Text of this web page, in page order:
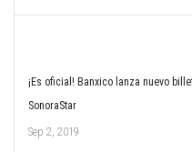
¡Es oficial! Banxico lanza nuevo
SonoraStar
Sep 2, 2019